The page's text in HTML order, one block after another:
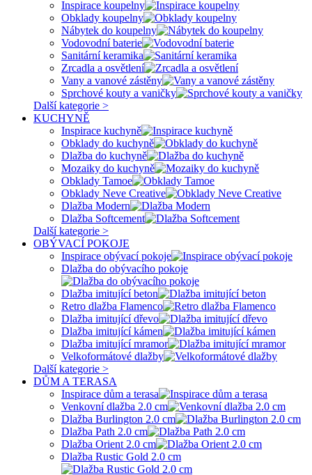
Inspirace koupelny
Obklady koupelny
Nábytek do koupelny
Vodovodní baterie
Sanitární keramika
Zrcadla a osvětlení
Vany a vanové zástěny
Sprchové kouty a vaničky
Další kategorie >
KUCHYNĚ
Inspirace kuchyně
Obklady do kuchyně
Dlažba do kuchyně
Mozaiky do kuchyně
Obklady Tamoe
Obklady Neve Creative
Dlažba Modern
Dlažba Softcement
Další kategorie >
OBÝVACÍ POKOJE
Inspirace obývací pokoje
Dlažba do obývacího pokoje
Dlažba imitující beton
Retro dlažba Flamenco
Dlažba imitující dřevo
Dlažba imitující kámen
Dlažba imitující mramor
Velkoformátové dlažby
Další kategorie >
DŮM A TERASA
Inspirace dům a terasa
Venkovní dlažba 2.0 cm
Dlažba Burlington 2.0 cm
Dlažba Path 2.0 cm
Dlažba Orient 2.0 cm
Dlažba Rustic Gold 2.0 cm